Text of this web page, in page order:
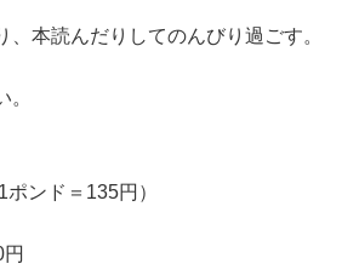
、本読んだりしてのんびり過ごす。
ンド＝135円）